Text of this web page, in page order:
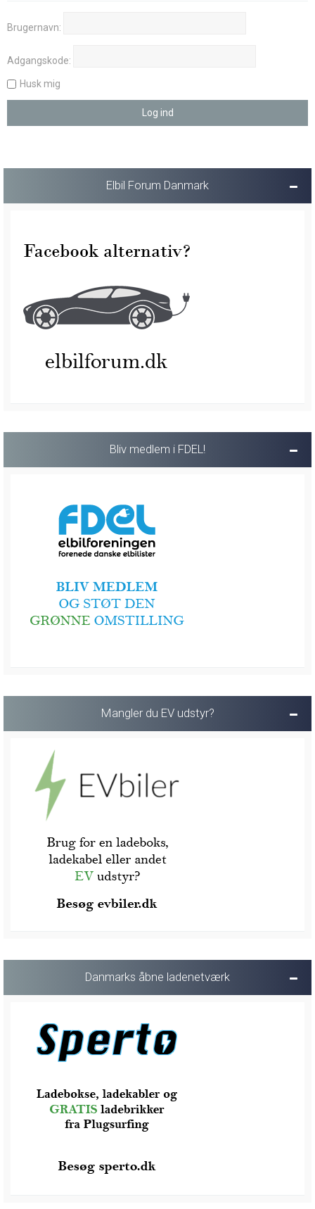
Brugernavn:
Adgangskode:
Husk mig
Elbil Forum Danmark
Bliv medlem i FDEL!
Mangler du EV udstyr?
Danmarks åbne ladenetværk